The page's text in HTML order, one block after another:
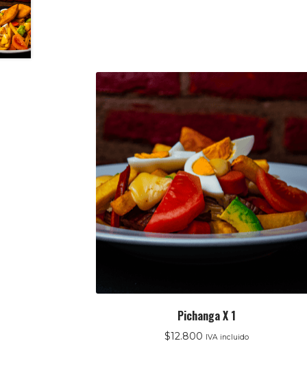
Pichanga X 1
$12.800 IVA incluido